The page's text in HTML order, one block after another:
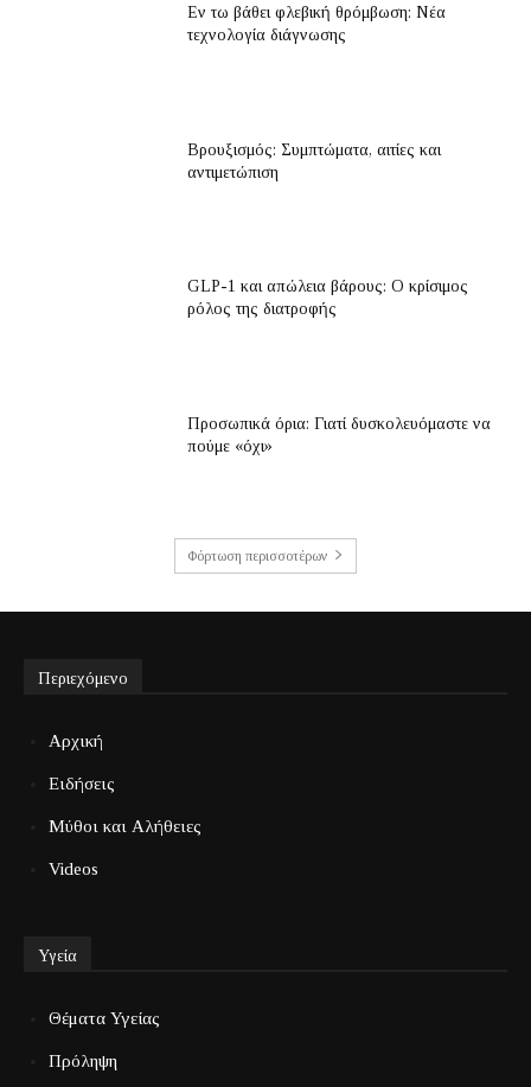
Εν τω βάθει φλεβική θρόμβωση: Νέα
τεχνολογία διάγνωσης
Βρουξισμός: Συμπτώματα, αιτίες και
αντιμετώπιση
GLP-1 και απώλεια βάρους: Ο κρίσιμος
ρόλος της διατροφής
Προσωπικά όρια: Γιατί δυσκολευόμαστε να
πούμε «όχι»
Φόρτωση περισσοτέρων
Περιεχόμενο
Αρχική
Ειδήσεις
Μύθοι και Αλήθειες
Videos
Υγεία
Θέματα Υγείας
Πρόληψη